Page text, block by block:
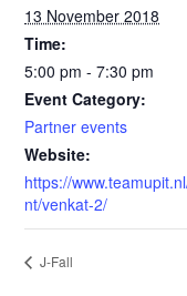
13 November 2018
Time:
5:00 pm - 7:30 pm
Event Category:
Partner events
Website:
https://
nt/venkat-2/
J-Fall